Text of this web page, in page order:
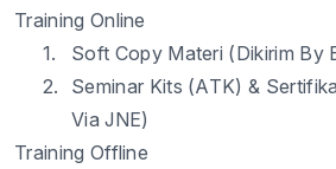
Training Online
1.
Soft Copy Materi (Dikirim By
2.
Seminar Kits (ATK) &
Via JNE)
Training Offline